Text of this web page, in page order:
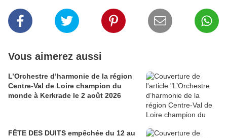
Vous aimerez aussi
L’Orchestre d’harmonie de la région
Centre-Val de Loire champion du
monde à Kerkrade le 2 août 2026
FÊTE DES DUITS empêchée du 12 au